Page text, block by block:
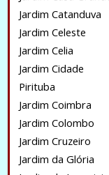
Jardim Catanduva
Jardim Celeste
Jardim Celia
Jardim Cidade
Pirituba
Jardim Coimbra
Jardim Colombo
Jardim Cruzeiro
Jardim da Glória